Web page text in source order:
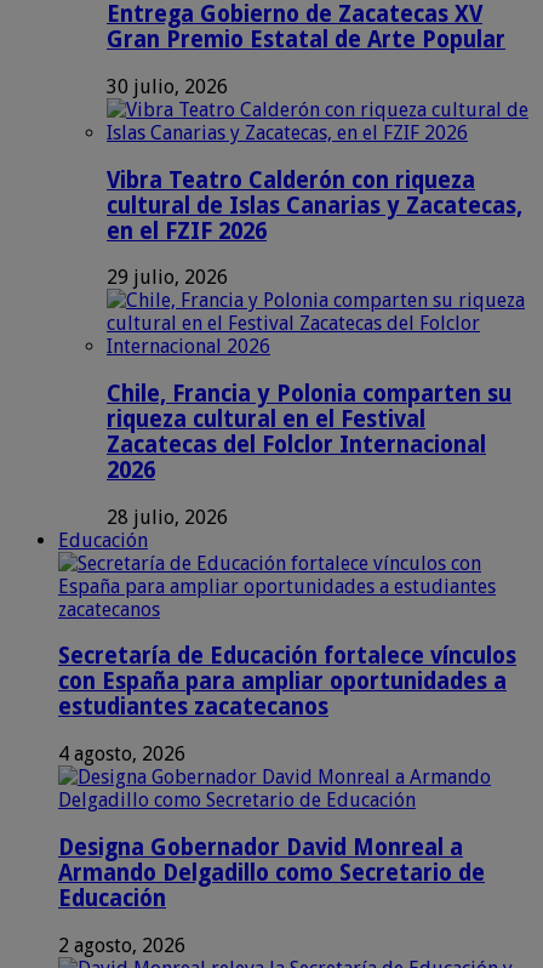
Entrega Gobierno de Zacatecas XV
Gran Premio Estatal de Arte Popular
30 julio, 2026
Vibra Teatro Calderón con riqueza
cultural de Islas Canarias y Zacatecas,
en el FZIF 2026
29 julio, 2026
Chile, Francia y Polonia comparten su
riqueza cultural en el Festival
Zacatecas del Folclor Internacional
2026
28 julio, 2026
Educación
Secretaría de Educación fortalece vínculos
con España para ampliar oportunidades a
estudiantes zacatecanos
4 agosto, 2026
Designa Gobernador David Monreal a
Armando Delgadillo como Secretario de
Educación
2 agosto, 2026